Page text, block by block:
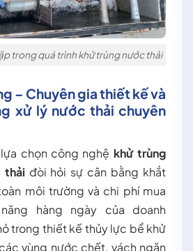
trong quá trình khử trùng nước thải
– Chuyên gia thiết kế và
xử lý nước thải chuyên
chọn công nghệ khử trùng
thải đòi hỏi sự cân bằng khắt
môi trường và chi phí mua
hàng ngày của doanh
trong thiết kế thủy lực bể khử
vùng nước chết, vách ngăn